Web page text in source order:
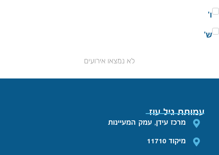
ו'
ש'
לא נמצאו אירועים
עמותת גיל עוז
מרכז עידן, עמק המעיינות
מיקוד 11710